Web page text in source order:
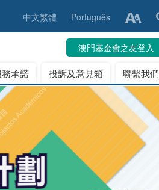
中文繁體 Português
澳門基金會之友登入
承諾 投訴及意見箱 聯繫我們